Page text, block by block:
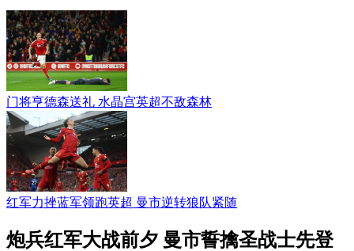
门将亨德森送礼 水晶宫英超不敌森林
红军力挫蓝军领跑英超 曼市逆转狼队紧随
炮兵红军大战前夕 曼市誓擒圣战士先登